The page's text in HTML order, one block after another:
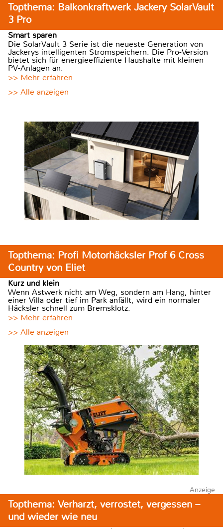
Topthema: Balkonkraftwerk Jackery SolarVault
3 Pro
Smart sparen
Die SolarVault 3 Serie ist die neueste Generation von
Jackerys intelligenten Stromspeichern. Die Pro-Version
bietet sich für energieeffiziente Haushalte mit kleinen
PV-Anlagen an.
>> Mehr erfahren
>> Alle anzeigen
Topthema: Profi Motorhäcksler Prof 6 Cross
Country von Eliet
Kurz und klein
Wenn Astwerk nicht am Weg, sondern am Hang, hinter
einer Villa oder tief im Park anfällt, wird ein normaler
Häcksler schnell zum Bremsklotz.
>> Mehr erfahren
>> Alle anzeigen
Anzeige
Topthema: Verharzt, verrostet, vergessen –
und wieder wie neu